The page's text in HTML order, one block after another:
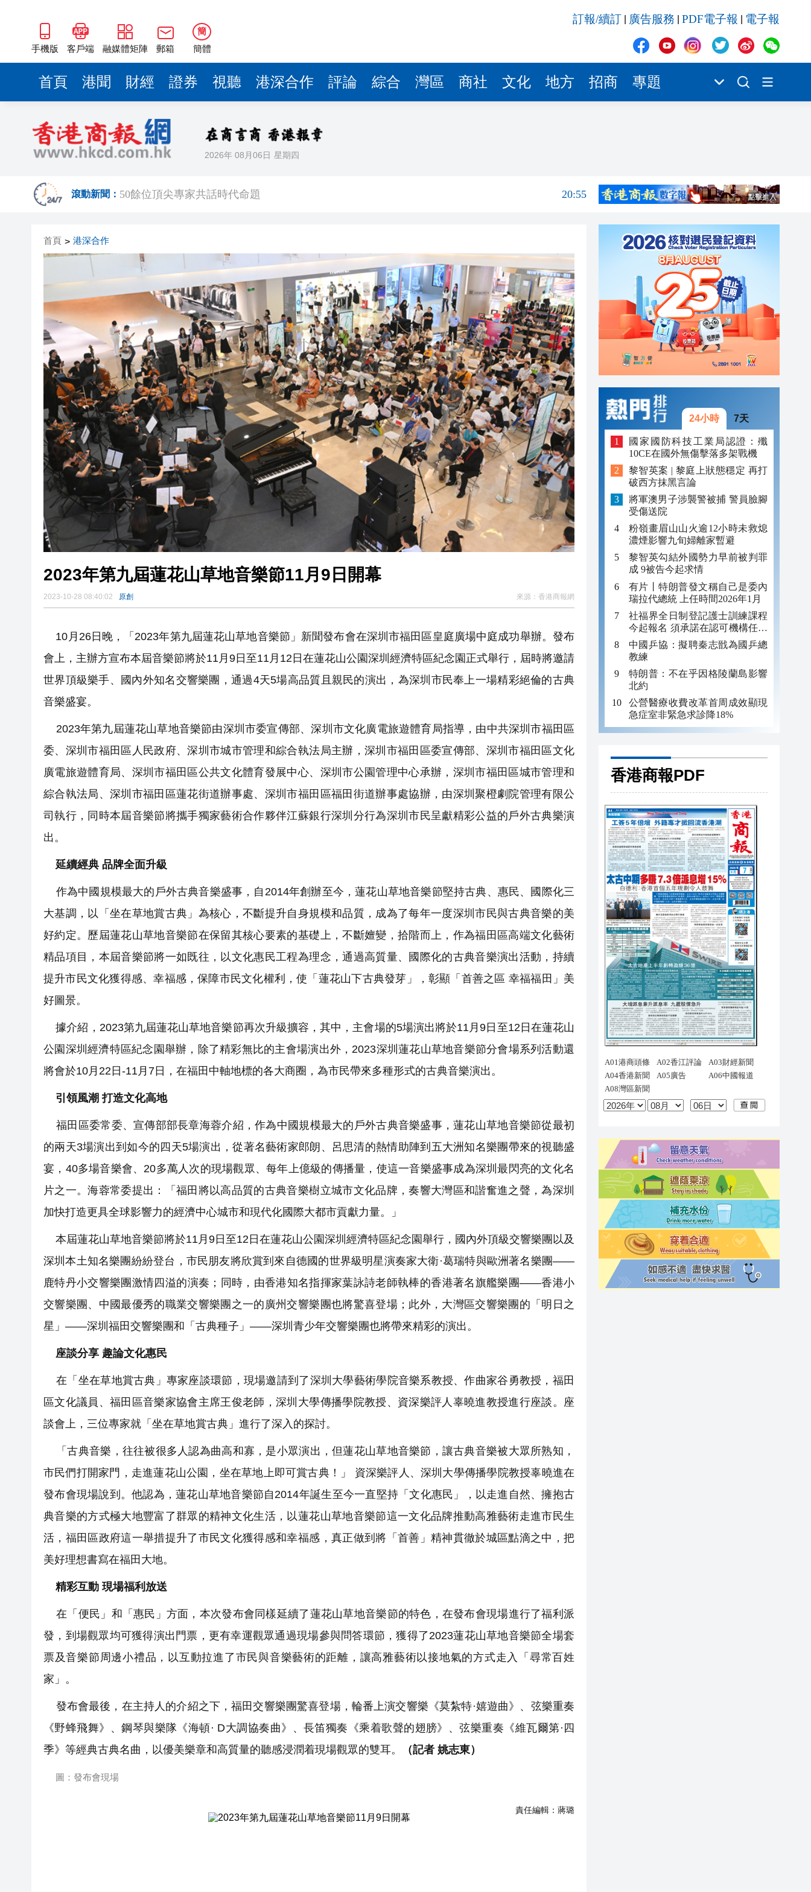
手機版 客戶端 融媒體矩陣 郵箱
簡
簡體
訂報/續訂 廣告服務 PDF電子報 電子報
首頁 港聞 財經 證券 視聽 港深合作 評論 綜合 灣區 商社 文化 地方 招商 專題
2026年 08月06日 星期四
滾動新聞：
海南澄邁文儒煥新升級 五組數據見證文儒沉香從傳統邁向現代
20:42
梁振英率港區全國政協委員考察團來瓊考察
2025年海南儋州以舊換新帶動消費約18億元
20:41
瀋陽鐵西校園閱讀活動解鎖閱讀新玩法
黎智英案｜吳良好：依法公正處理黎智英求情 罪證如山豈能妄想輕判
50餘位頂尖專家共話時代命題
20:55
2025年海南儋州以舊換新帶動消費約18億元
20:41
山東26戶省屬國企去年合計營收2.58萬億 利潤總額近936億
20:40
瀋陽鐵西校園閱讀活動解鎖閱讀新玩法
20:39
黎智英案｜吳良好：依法公正處理黎智英求情 罪證如山豈能妄想輕判
21:08
騰出更多時間專注做好宏福苑火災獨立委員會工作 李家超暫停3項公職委任
21:04
50餘位頂尖專家共話時代命題
20:55
海南澄邁文儒煥新升級 五組數據見證文儒沉香從傳統邁向現代
20:42
梁振英率港區全國政協委員考察團來瓊考察
20:42
2025年海南儋州以舊換新帶動消費約18億元
20:41
山東26戶省屬國企去年合計營收2.58萬億 利潤總額近936億
20:40
瀋陽鐵西校園閱讀活動解鎖閱讀新玩法
20:39
首頁 > 港深合作
2023年第九屆蓮花山草地音樂節11月9日開幕
2023-10-28 08:40:02 原創 來源： 香港商報網
10月26日晚，「2023年第九屆蓮花山草地音樂節」新聞發布會在深圳市福田區皇庭廣場中庭成功舉辦。發布
會上，主辦方宣布本屆音樂節將於11月9日至11月12日在蓮花山公園深圳經濟特區紀念園正式舉行，屆時將邀請
世界頂級樂手、國內外知名交響樂團，通過4天5場高品質且親民的演出，為深圳市民奉上一場精彩絕倫的古典
音樂盛宴。
2023年第九屆蓮花山草地音樂節由深圳市委宣傳部、深圳市文化廣電旅遊體育局指導，由中共深圳市福田區
委、深圳市福田區人民政府、深圳市城市管理和綜合執法局主辦，深圳市福田區委宣傳部、深圳市福田區文化
廣電旅遊體育局、深圳市福田區公共文化體育發展中心、深圳市公園管理中心承辦，深圳市福田區城市管理和
綜合執法局、深圳市福田區蓮花街道辦事處、深圳市福田區福田街道辦事處協辦，由深圳聚橙劇院管理有限公
司執行，同時本屆音樂節將攜手獨家藝術合作夥伴江蘇銀行深圳分行為深圳市民呈獻精彩公益的戶外古典樂演
出。
延續經典 品牌全面升級
作為中國規模最大的戶外古典音樂盛事，自2014年創辦至今，蓮花山草地音樂節堅持古典、惠民、國際化三
大基調，以「坐在草地賞古典」為核心，不斷提升自身規模和品質，成為了每年一度深圳市民與古典音樂的美
好約定。歷屆蓮花山草地音樂節在保留其核心要素的基礎上，不斷嬗變，拾階而上，作為福田區高端文化藝術
精品項目，本屆音樂節將一如既往，以文化惠民工程為理念，通過高質量、國際化的古典音樂演出活動，持續
提升市民文化獲得感、幸福感，保障市民文化權利，使「蓮花山下古典發芽」，彰顯「首善之區 幸福福田」美
好圖景。
據介紹，2023第九屆蓮花山草地音樂節再次升級擴容，其中，主會場的5場演出將於11月9日至12日在蓮花山
公園深圳經濟特區紀念園舉辦，除了精彩無比的主會場演出外，2023深圳蓮花山草地音樂節分會場系列活動還
將會於10月22日-11月7日，在福田中軸地標的各大商圈，為市民帶來多種形式的古典音樂演出。
引領風潮 打造文化高地
福田區委常委、宣傳部部長章海蓉介紹，作為中國規模最大的戶外古典音樂盛事，蓮花山草地音樂節從最初
的兩天3場演出到如今的四天5場演出，從著名藝術家郎朗、呂思清的熱情助陣到五大洲知名樂團帶來的視聽盛
宴，40多場音樂會、20多萬人次的現場觀眾、每年上億級的傳播量，使這一音樂盛事成為深圳最閃亮的文化名
片之一。海蓉常委提出：「福田將以高品質的古典音樂樹立城市文化品牌，奏響大灣區和諧奮進之聲，為深圳
加快打造更具全球影響力的經濟中心城市和現代化國際大都市貢獻力量。」
本屆蓮花山草地音樂節將於11月9日至12日在蓮花山公園深圳經濟特區紀念園舉行，國內外頂級交響樂團以及
深圳本土知名樂團紛紛登台，市民朋友將欣賞到來自德國的世界級明星演奏家大衛·葛瑞特與歐洲著名樂團——
鹿特丹小交響樂團激情四溢的演奏；同時，由香港知名指揮家葉詠詩老師執棒的香港著名旗艦樂團——香港小
交響樂團、中國最優秀的職業交響樂團之一的廣州交響樂團也將驚喜登場；此外，大灣區交響樂團的「明日之
星」——深圳福田交響樂團和「古典種子」——深圳青少年交響樂團也將帶來精彩的演出。
座談分享 趣論文化惠民
在「坐在草地賞古典」專家座談環節，現場邀請到了深圳大學藝術學院音樂系教授、作曲家谷勇教授，福田
區文化議員、福田區音樂家協會主席王俊老師，深圳大學傳播學院教授、資深樂評人辜曉進教授進行座談。座
談會上，三位專家就「坐在草地賞古典」進行了深入的探討。
「古典音樂，往往被很多人認為曲高和寡，是小眾演出，但蓮花山草地音樂節，讓古典音樂被大眾所熟知，
市民們打開家門，走進蓮花山公園，坐在草地上即可賞古典！」 資深樂評人、深圳大學傳播學院教授辜曉進在
發布會現場說到。他認為，蓮花山草地音樂節自2014年誕生至今一直堅持「文化惠民」，以走進自然、擁抱古
典音樂的方式極大地豐富了群眾的精神文化生活，以蓮花山草地音樂節這一文化品牌推動高雅藝術走進市民生
活，福田區政府這一舉措提升了市民文化獲得感和幸福感，真正做到將「首善」精神貫徹於城區點滴之中，把
美好理想書寫在福田大地。
精彩互動 現場福利放送
在「便民」和「惠民」方面，本次發布會同樣延續了蓮花山草地音樂節的特色，在發布會現場進行了福利派
發，到場觀眾均可獲得演出門票，更有幸運觀眾通過現場參與問答環節，獲得了2023蓮花山草地音樂節全場套
票及音樂節周邊小禮品，以互動拉進了市民與音樂藝術的距離，讓高雅藝術以接地氣的方式走入「尋常百姓
家」。
發布會最後，在主持人的介紹之下，福田交響樂團驚喜登場，輪番上演交響樂《莫紮特·嬉遊曲》、弦樂重奏
《野蜂飛舞》、鋼琴與樂隊《海頓· D大調協奏曲》、長笛獨奏《乘着歌聲的翅膀》、弦樂重奏《維瓦爾第·四
季》等經典古典名曲，以優美樂章和高質量的聽感浸潤着現場觀眾的雙耳。
（記者 姚志東）
圖：發布會現場
責任編輯： 蔣璐
24小時 7天
國家國防科技工業局認證：殲
10CE在國外無傷擊落多架戰機
黎智英案 | 黎庭上狀態穩定 再打
破西方抹黑言論
將軍澳男子涉襲警被捕 警員臉腳
受傷送院
粉嶺畫眉山山火逾12小時未救熄
濃煙影響九旬婦離家暫避
黎智英勾結外國勢力早前被判罪
成 9被告今起求情
有片丨特朗普發文稱自己是委內
瑞拉代總統 上任時間2026年1月
社福界全日制登記護士訓練課程
今起報名 須承諾在認可機構任職
至少三年
中國乒協：擬聘秦志戩為國乒總
教練
特朗普：不在乎因格陵蘭島影響
北約
公營醫療收費改革首周成效顯現
急症室非緊急求診降18%
香港商報PDF